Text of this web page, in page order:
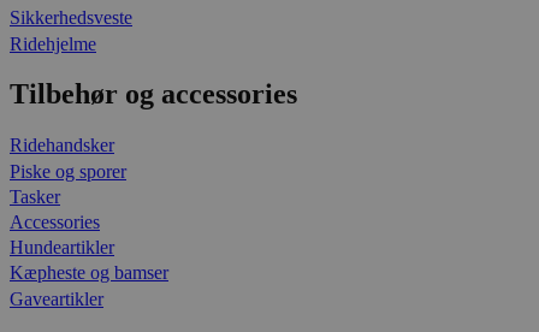
Sikkerhedsveste
Ridehjelme
Tilbehør og accessories
Ridehandsker
Piske og sporer
Tasker
Accessories
Hundeartikler
Kæpheste og bamser
Gaveartikler